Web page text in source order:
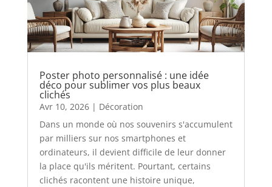
Poster photo personnalisé : une idée
déco pour sublimer vos plus beaux
clichés
Avr 10, 2026| Décoration
Dans un monde où nos souvenirs s'accumulent
par milliers sur nos smartphones et
ordinateurs, il devient difficile de leur donner
la place qu'ils méritent. Pourtant, certains
clichés racontent une histoire unique,